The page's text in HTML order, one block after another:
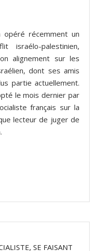
récemment un
palestinien,
alignement sur les
dont ses amis
partie actuellement.
le mois dernier par
français sur la
lecteur de juger de
SE FAISANT